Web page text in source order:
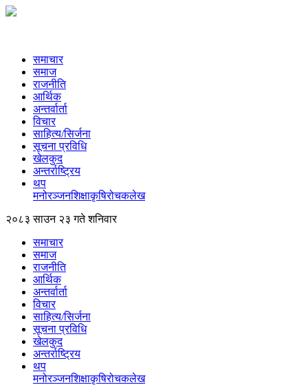
समाचार
समाज
राजनीति
आर्थिक
अन्तर्वार्ता
विचार
साहित्य/सिर्जना
सूचना प्रविधि
खेलकुद
अन्तर्राष्ट्रिय
थप
मनोरञ्‍जनशिक्षाकृषिरोचकलेख
२०८३ साउन २३ गते शनिवार
समाचार
समाज
राजनीति
आर्थिक
अन्तर्वार्ता
विचार
साहित्य/सिर्जना
सूचना प्रविधि
खेलकुद
अन्तर्राष्ट्रिय
थप
मनोरञ्‍जनशिक्षाकृषिरोचकलेख